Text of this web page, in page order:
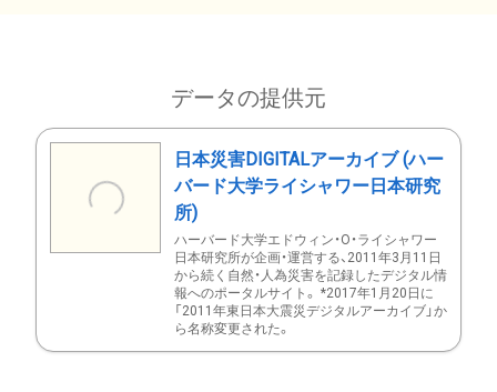
データの提供元
日本災害DIGITALアーカイブ (ハー
バード大学ライシャワー日本研究
所)
ハーバード大学エドウィン・O・ライシャワー
日本研究所が企画・運営する、2011年3月11日
から続く自然・人為災害を記録したデジタル情
報へのポータルサイト。 *2017年1月20日に
「2011年東日本大震災デジタルアーカイブ」か
ら名称変更された。